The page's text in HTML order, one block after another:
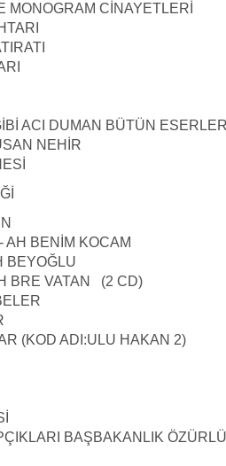
MONOGRAM CİNAYETLERİ
ACI DUMAN BÜTÜN
NEHİR
AH BENİM KOCAM
BEYOĞLU
BRE VATAN (2 CD)
(KOD ADI:ULU HAKAN 2)
BAŞBAKANLIK